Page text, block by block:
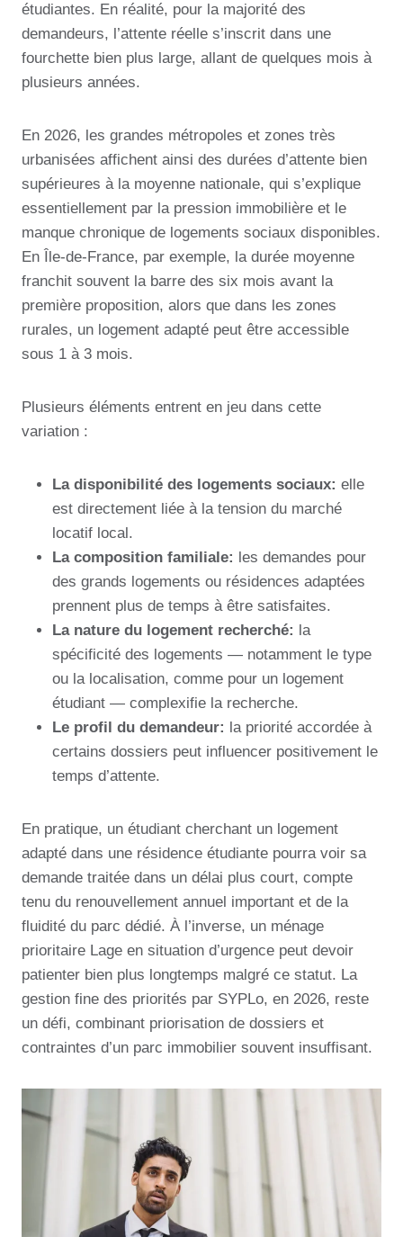
étudiantes. En réalité, pour la majorité des
demandeurs, l’attente réelle s’inscrit dans une
fourchette bien plus large, allant de quelques mois à
plusieurs années.
En 2026, les grandes métropoles et zones très
urbanisées affichent ainsi des durées d’attente bien
supérieures à la moyenne nationale, qui s’explique
essentiellement par la pression immobilière et le
manque chronique de logements sociaux disponibles.
En Île-de-France, par exemple, la durée moyenne
franchit souvent la barre des six mois avant la
première proposition, alors que dans les zones
rurales, un logement adapté peut être accessible
sous 1 à 3 mois.
Plusieurs éléments entrent en jeu dans cette
variation :
La disponibilité des logements sociaux: elle
est directement liée à la tension du marché
locatif local.
La composition familiale: les demandes pour
des grands logements ou résidences adaptées
prennent plus de temps à être satisfaites.
La nature du logement recherché: la
spécificité des logements — notamment le type
ou la localisation, comme pour un logement
étudiant — complexifie la recherche.
Le profil du demandeur: la priorité accordée à
certains dossiers peut influencer positivement le
temps d’attente.
En pratique, un étudiant cherchant un logement
adapté dans une résidence étudiante pourra voir sa
demande traitée dans un délai plus court, compte
tenu du renouvellement annuel important et de la
fluidité du parc dédié. À l’inverse, un ménage
prioritaire Lage en situation d’urgence peut devoir
patienter bien plus longtemps malgré ce statut. La
gestion fine des priorités par SYPLo, en 2026, reste
un défi, combinant priorisation de dossiers et
contraintes d’un parc immobilier souvent insuffisant.